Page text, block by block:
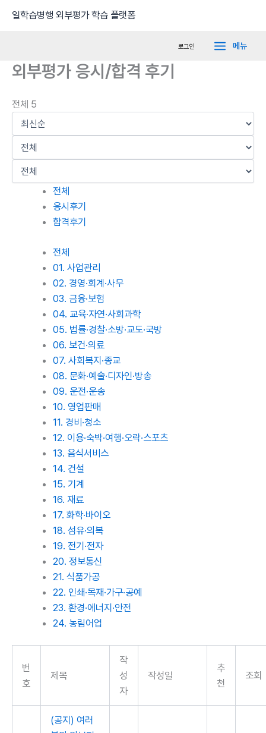
일학습병행 외부평가 학습 플랫폼
로그인
Menu
메뉴
외부평가 응시/합격 후기
전체 5
전체
응시후기
합격후기
전체
01. 사업관리
02. 경영·회계·사무
03. 금융·보험
04. 교육·자연·사회과학
05. 법률·경찰·소방·교도·국방
06. 보건·의료
07. 사회복지·종교
08. 문화·예술·디자인·방송
09. 운전·운송
10. 영업판매
11. 경비·청소
12. 이용·숙박·여행·오락·스포츠
13. 음식서비스
14. 건설
15. 기계
16. 재료
17. 화학·바이오
18. 섬유·의복
19. 전기·전자
20. 정보통신
21. 식품가공
22. 인쇄·목재·가구·공예
23. 환경·에너지·안전
24. 농림어업
번
호
제목
작
성
자
작성일
추
천
조회
(공지) 여러